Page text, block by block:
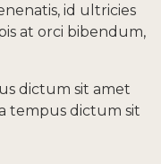
id ultricies
at orci bibendum,
dictum sit amet
tempus dictum sit